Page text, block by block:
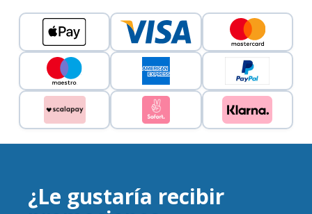
¿Le gustaría recibir